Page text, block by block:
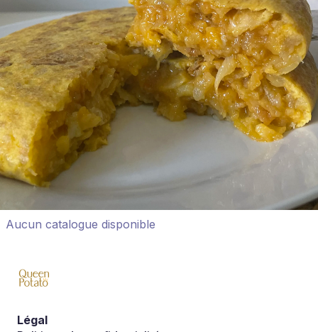
Aucun catalogue disponible
Légal